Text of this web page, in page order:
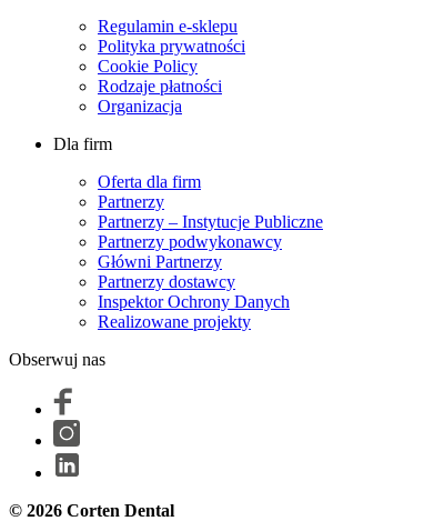
Regulamin e-sklepu
Polityka prywatności
Cookie Policy
Rodzaje płatności
Organizacja
Dla firm
Oferta dla firm
Partnerzy
Partnerzy – Instytucje Publiczne
Partnerzy podwykonawcy
Główni Partnerzy
Partnerzy dostawcy
Inspektor Ochrony Danych
Realizowane projekty
Obserwuj nas
© 2026 Corten Dental